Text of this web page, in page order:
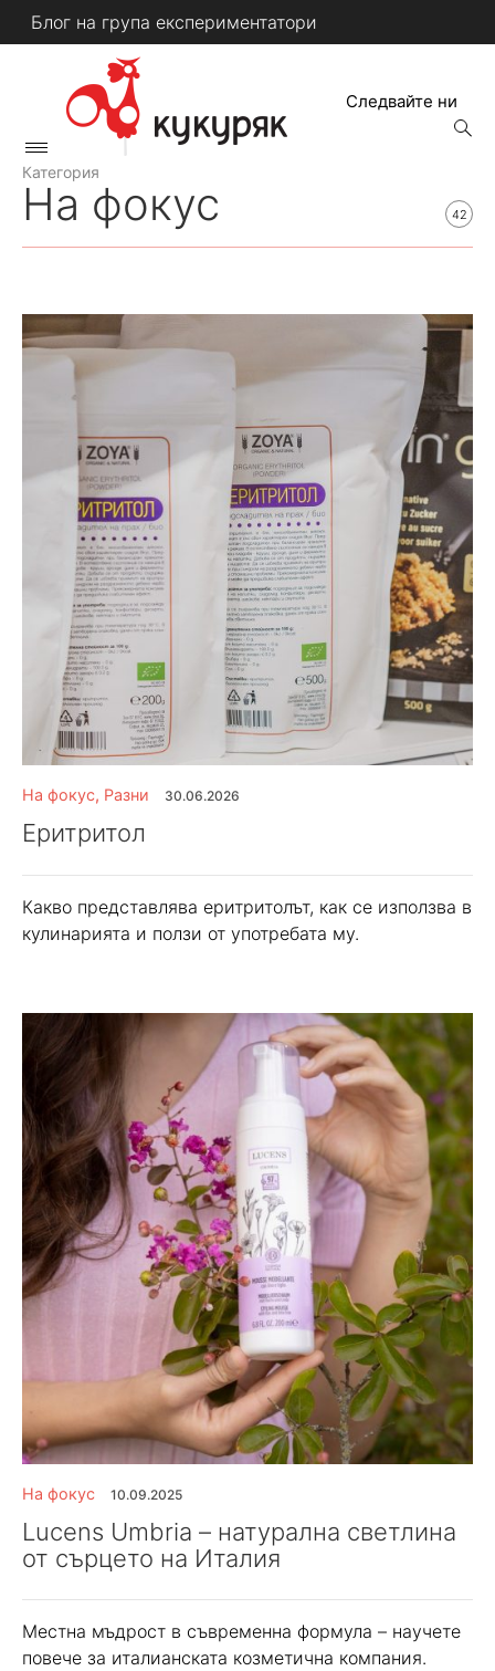
Skip
to
Блог на група експериментатори
Primary
MenuКУКУРЯК
Следвайте ни
open
Категория
На фокус 42
На фокус, Разни 30.06.2026
Еритритол
Какво представлява еритритолът, как се използва в
кулинарията и ползи от употребата му.
На фокус 10.09.2025
Lucens Umbria – натурална светлина
от сърцето на Италия
Местна мъдрост в съвременна формула – научете
повече за италианската козметична компания.